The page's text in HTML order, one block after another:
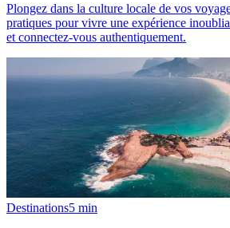
Plongez dans la culture locale de vos
pratiques pour vivre une expérience
et connectez-vous authentiquement.
Destinations5 min